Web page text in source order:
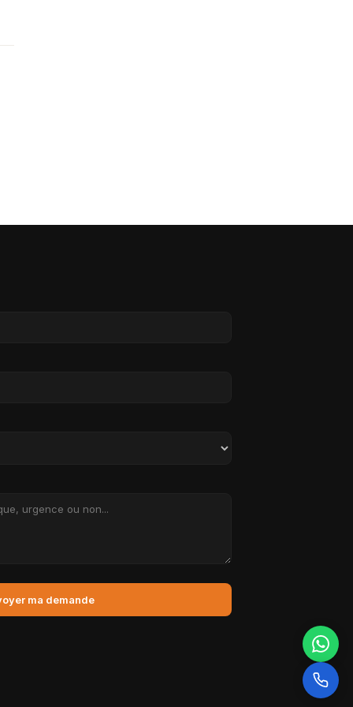
ma demande